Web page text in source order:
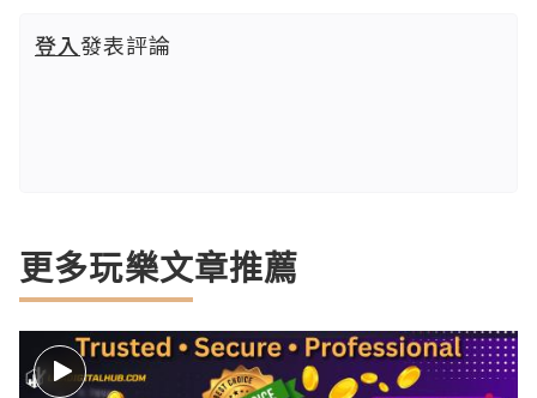
登入發表評論
更多玩樂文章推薦